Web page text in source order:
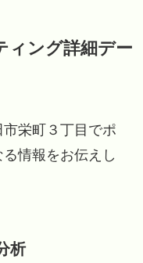
ィング詳細デー
栄町３丁目でポ
情報をお伝えし
析